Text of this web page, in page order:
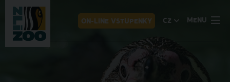
ON-LINE VSTUPENKY CZ MENU